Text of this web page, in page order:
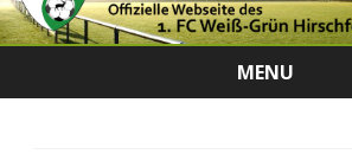
MENU